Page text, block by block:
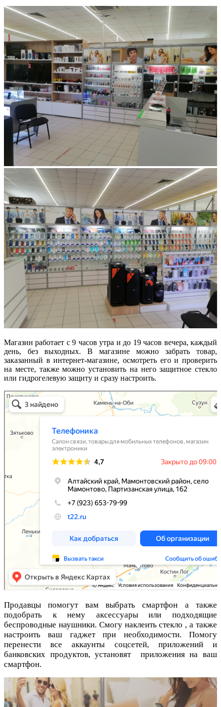
Магазин работает с 9 часов утра и до 19 часов вечера, каждый
день, без выходных. В магазине можно забрать товар,
заказанный в интернет-магазине, осмотреть его и проверить
на месте, также можно установить на него защитное стекло
или гидрогелевую защиту и сразу настроить.
Телефоника
Салон связи в Алтайском крае
Продавцы помогут вам выбрать смартфон а также
подобрать к нему аксессуары или подходящие
беспроводные наушники. Смогу наклеить стекло , а также
настроить ваш гаджет при необходимости. Помогу
перенести все аккаунты соцсетей, приложений и
банковских продуктов, установят приложения на ваш
смартфон.